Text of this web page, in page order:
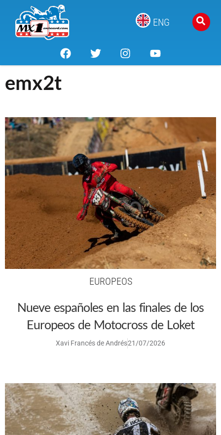
ENG
emx2t
EUROPEOS
Nueve españoles en las finales de los
Europeos de Motocross de Loket
Xavi Francés de Andrés21/07/2026